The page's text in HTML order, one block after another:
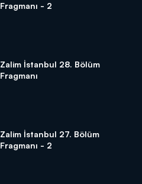
Fragmanı - 2
Zalim İstanbul 28. Bölüm
Fragmanı
Zalim İstanbul 27. Bölüm
Fragmanı - 2